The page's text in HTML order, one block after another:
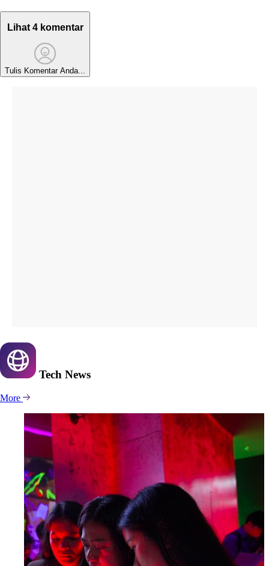
Lihat 4 komentar
Tulis Komentar Anda...
Tech News
More